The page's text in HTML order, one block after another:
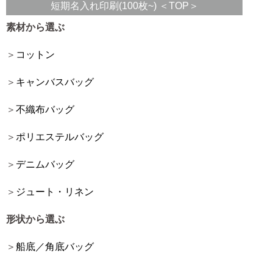
短期名入れ印刷(100枚~) ＜TOP＞
素材から選ぶ
コットン
キャンバスバッグ
不織布バッグ
ポリエステルバッグ
デニムバッグ
ジュート・リネン
形状から選ぶ
船底／角底バッグ